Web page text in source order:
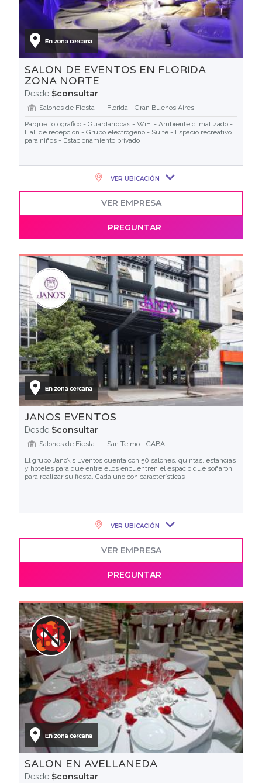
SALON DE EVENTOS EN FLORIDA
ZONA NORTE
Desde $consultar
Salones de Fiesta
Florida - Gran Buenos Aires
Parque fotográfico - Guardarropas - WiFi - Ambiente climatizado -
Hall de recepción - Grupo electrógeno - Suite - Espacio recreativo
para niños - Estacionamiento privado
VER UBICACIÓN
VER EMPRESA
PREGUNTAR
JANOS EVENTOS
Desde $consultar
Salones de Fiesta
San Telmo - CABA
El grupo Jano\'s Eventos cuenta con 50 salones, quintas, estancias
y hoteles para que entre ellos encuentren el espacio que soñaron
para realizar su fiesta. Cada uno con características
VER UBICACIÓN
VER EMPRESA
PREGUNTAR
SALON EN AVELLANEDA
Desde $consultar